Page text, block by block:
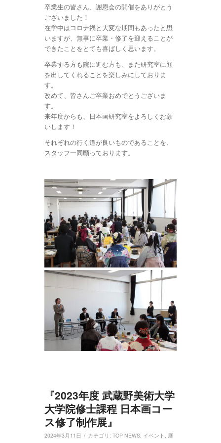
卒業生の皆さん、謝恩会の開催をありがとう
ございました！
在学中はコロナ禍と大変な期間もあったと思
いますが、無事に卒業・修了を迎えることが
できたことをとても喜ばしく思います。
卒業する方も院に進む方も、また研究室に顔
を出してくれることを楽しみにしておりま
す。
改めて、皆さんご卒業おめでとうございま
す。
来年度からも、日本画研究室をよろしくお願
いします！
それぞれの行く道が良いものであることを、
スタッフ一同願っております。
『2023年度 武蔵野美術大学
大学院修士課程 日本画コー
ス修了制作展』
2024年3月11日 / カテゴリ: TOP NEWS イベント
展